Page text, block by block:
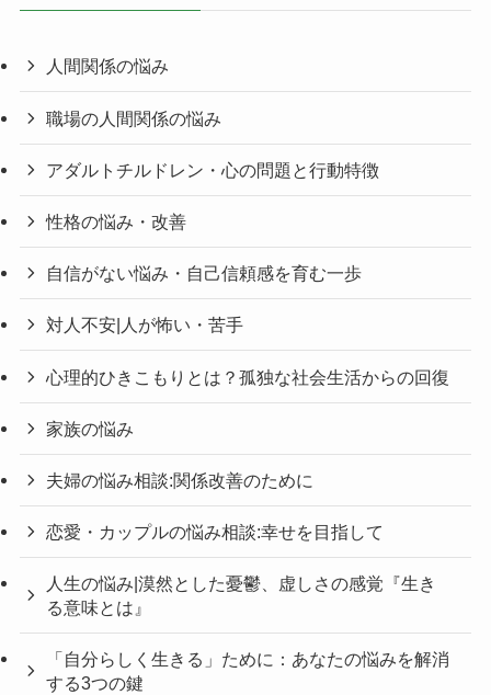
人間関係の悩み
職場の人間関係の悩み
アダルトチルドレン・心の問題と行動特徴
性格の悩み・改善
自信がない悩み・自己信頼感を育む一歩
対人不安|人が怖い・苦手
心理的ひきこもりとは？孤独な社会生活からの回復
家族の悩み
夫婦の悩み相談:関係改善のために
恋愛・カップルの悩み相談:幸せを目指して
人生の悩み|漠然とした憂鬱、虚しさの感覚『生き
る意味とは』
「自分らしく生きる」ために：あなたの悩みを解消
する3つの鍵